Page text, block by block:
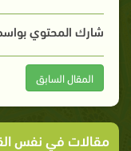
شارك المحتوي
المقال السابق
مقالات في نفس